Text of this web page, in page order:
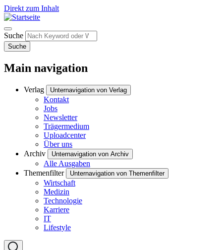
Direkt zum Inhalt
Suche
Suche
Main navigation
Verlag Unternavigation von Verlag
Kontakt
Jobs
Newsletter
Trägermedium
Uploadcenter
Über uns
Archiv
Unternavigation von Archiv
Alle Ausgaben
Themenfilter
Unternavigation von Themenfilter
Wirtschaft
Medizin
Technologie
Karriere
IT
Lifestyle